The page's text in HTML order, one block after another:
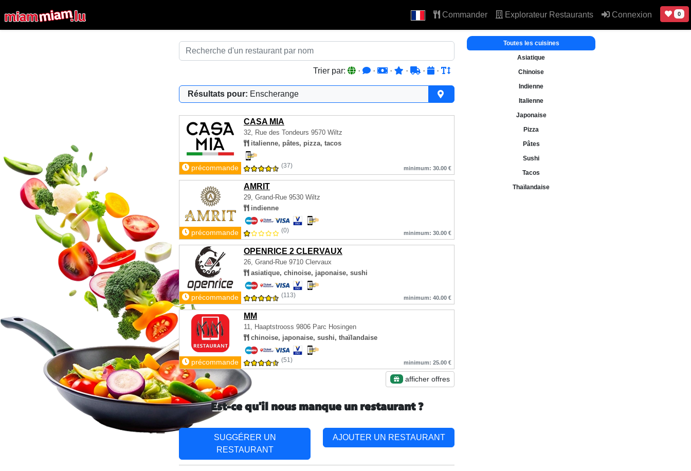
Commander Explorateur Restaurants Connexion 0
Trier par: · · · · · ·
Résultats pour: Enscherange
CASA MIA
32, Rue des Tondeurs 9570 Wiltz
italienne, pâtes, pizza, tacos
précommande (37) minimum: 30.00 €
AMRIT
29, Grand-Rue 9530 Wiltz
indienne
précommande (0) minimum: 30.00 €
OPENRICE 2 CLERVAUX
26, Grand-Rue 9710 Clervaux
asiatique, chinoise, japonaise, sushi
précommande (113) minimum: 40.00 €
MM
11, Haaptstrooss 9806 Parc Hosingen
chinoise, japonaise, sushi, thaïlandaise
précommande (51) minimum: 25.00 €
afficher offres
Toutes les cuisines
Asiatique
Chinoise
Indienne
Italienne
Japonaise
Pizza
Pâtes
Sushi
Tacos
Thaïlandaise
Est-ce qu'il nous manque un restaurant ?
SUGGÉRER UN
RESTAURANT
AJOUTER UN RESTAURANT